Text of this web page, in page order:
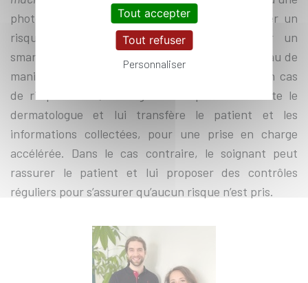
photographie du grain de beauté, de déterminer un
risque cancéreux. Utilisable directement sur un
smartphone, l’application permet de tester la peau de
manière non invasive en moins d’une minute. En cas
de risque avéré, le soignant de proximité alerte le
dermatologue et lui transfère le patient et les
informations collectées, pour une prise en charge
accélérée. Dans le cas contraire, le soignant peut
rassurer le patient et lui proposer des contrôles
réguliers pour s’assurer qu’aucun risque n’est pris.
Tout accepter
Tout refuser
Personnaliser